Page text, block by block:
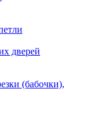
дверей
(бабочки),